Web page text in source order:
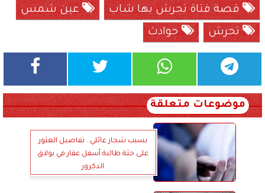
قصة فتاة تحرش بها شاب
عين شمس
تحرش
حوادث
موضوعات متعلقة
بسبب شجار عائلي.. تفاصيل العثور
على جثة طالبة أسفل عقار في بولاق
الدكرور